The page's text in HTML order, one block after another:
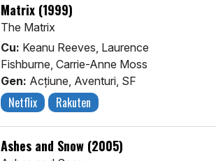
Matrix (1999)
The Matrix
Cu: Keanu Reeves, Laurence
Fishburne, Carrie-Anne Moss
Gen: Acţiune, Aventuri, SF
Netflix Rakuten
Ashes and Snow (2005)